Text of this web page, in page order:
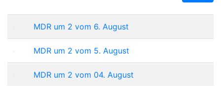
MDR um 2 vom 6. August
MDR um 2 vom 5. August
MDR um 2 vom 04. August